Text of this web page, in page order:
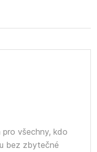
všechny, kdo
bez zbytečné